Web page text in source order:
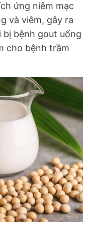
ứng niêm mạc
và viêm, gây ra
bị bệnh gout uống
cho bệnh trầm